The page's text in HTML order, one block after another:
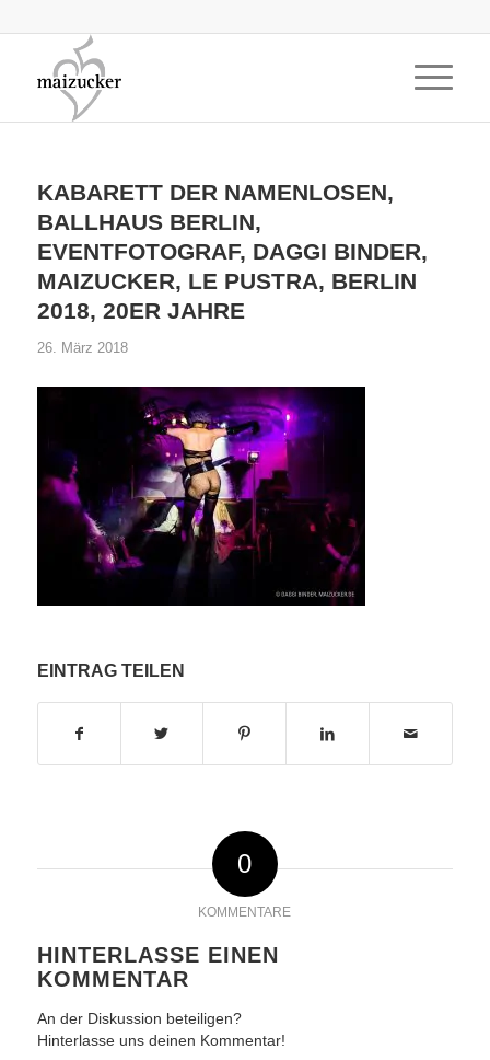
KABARETT DER NAMENLOSEN,
BALLHAUS BERLIN,
EVENTFOTOGRAF, DAGGI BINDER,
MAIZUCKER, LE PUSTRA, BERLIN
2018, 20ER JAHRE
26. März 2018
EINTRAG TEILEN
0
KOMMENTARE
HINTERLASSE EINEN
KOMMENTAR
An der Diskussion beteiligen?
Hinterlasse uns deinen Kommentar!